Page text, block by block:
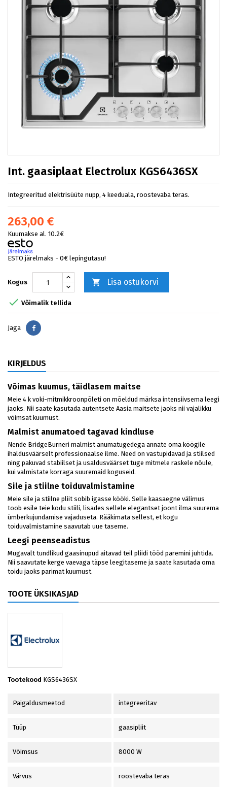
Int. gaasiplaat Electrolux KGS6436SX
Integreeritud elektrisüüte nupp, 4 keeduala, roostevaba teras.
263,00 €
Kuumakse al. 10.2€
ESTO järelmaks - 0€ lepingutasu!
Kogus  Lisa ostukorvi
 Võimalik tellida
Jaga Jaga
KIRJELDUS
Võimas kuumus, täidlasem maitse
Meie 4 k voki-mitmikkroonpõleti on mõeldud märksa intensiivsema leegi
jaoks. Nii saate kasutada autentsete Aasia maitsete jaoks nii vajalikku
võimsat kuumust.
Malmist anumatoed tagavad kindluse
Nende BridgeBurneri malmist anumatugedega annate oma köögile
ihaldusväärselt professionaalse ilme. Need on vastupidavad ja stiilsed
ning pakuvad stabiilset ja usaldusväärset tuge mitmele raskele nõule,
kui valmistate korraga suuremaid koguseid.
Sile ja stiilne toiduvalmistamine
Meie sile ja stiilne pliit sobib igasse kööki. Selle kaasaegne välimus
toob esile teie kodu stiili, lisades sellele elegantset joont ilma suurema
ümberkujundamise vajaduseta. Rääkimata sellest, et kogu
toiduvalmistamine saavutab uue taseme.
Leegi peenseadistus
Mugavalt tundlikud gaasinupud aitavad teil pliidi tööd paremini juhtida.
Nii saavutate kerge vaevaga täpse leegitaseme ja saate kasutada oma
toidu jaoks parimat kuumust.
TOOTE ÜKSIKASJAD
Tootekood KGS6436SX
Paigaldusmeetod integreeritav
Tüüp gaasipliit
Võimsus 8000 W
Värvus roostevaba teras